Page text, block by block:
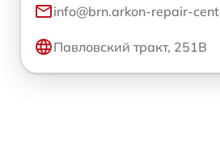
info@brn.arkon-repair-
Павловский тракт, 251В